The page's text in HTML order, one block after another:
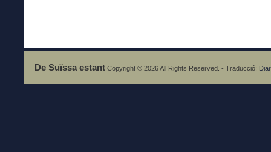
De Suïssa estant Copyright © 2026 All Rights Reserved. - Traducció: